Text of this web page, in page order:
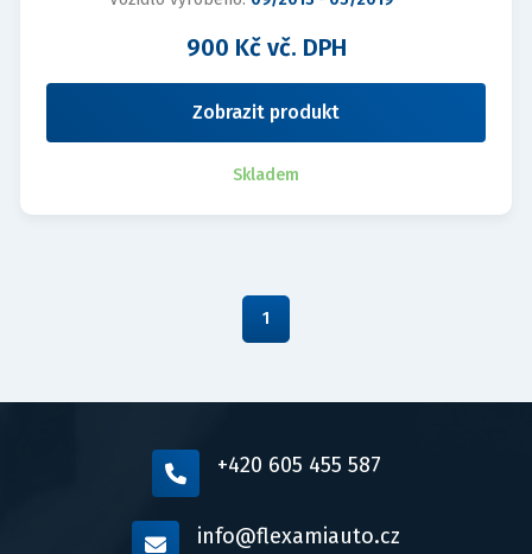
900 Kč vč. DPH
Zobrazit produkt
Skladem
1
+420 605 455 587
info@flexamiauto.cz